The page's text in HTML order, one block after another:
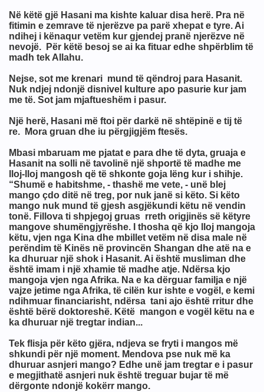
Në këtë gjë Hasani ma kishte kaluar disa herë. Pra në
fitimin e zemrave të njerëzve pa parë xhepat e tyre. Ai
ndihej i kënaqur vetëm kur gjendej pranë njerëzve në
nevojë. Për këtë besoj se ai ka fituar edhe shpërblim të
madh tek Allahu.
Nejse, sot me krenari mund të qëndroj para Hasanit.
Nuk ndjej ndonjë disnivel kulture apo pasurie kur jam
me të. Sot jam mjaftueshëm i pasur.
Një herë, Hasani më ftoi për darkë në shtëpinë e tij të
re. Mora gruan dhe iu përgjigjëm ftesës.
Mbasi mbaruam me pjatat e para dhe të dyta, gruaja e
Hasanit na solli në tavolinë një shportë të madhe me
lloj-lloj mangosh që të shkonte goja lëng kur i shihje.
“Shumë e habitshme, - thashë me vete, - unë blej
mango çdo ditë në treg, por nuk janë si këto. Si këto
mango nuk mund të gjesh asgjëkundi këtu në vendin
tonë. Fillova ti shpjegoj gruas rreth origjinës së këtyre
mangove shumëngjyrëshe. I thosha që kjo lloj mangoja
këtu, vjen nga Kina dhe mbillet vetëm në disa male në
perëndim të Kinës në provincën Shangan dhe atë na e
ka dhuruar një shok i Hasanit. Ai është musliman dhe
është imam i një xhamie të madhe atje. Ndërsa kjo
mangoja vjen nga Afrika. Na e ka dërguar familja e një
vajze jetime nga Afrika, të cilën kur ishte e vogël, e kemi
ndihmuar financiarisht, ndërsa tani ajo është rritur dhe
është bërë doktoreshë. Këtë mangon e vogël këtu na e
ka dhuruar një tregtar indian...
Tek flisja për këto gjëra, ndjeva se fryti i mangos më
shkundi për një moment. Mendova pse nuk më ka
dhuruar asnjeri mango? Edhe unë jam tregtar e i pasur
e megjithatë asnjeri nuk është treguar bujar të më
dërgonte ndonjë kokërr mango.
keqja